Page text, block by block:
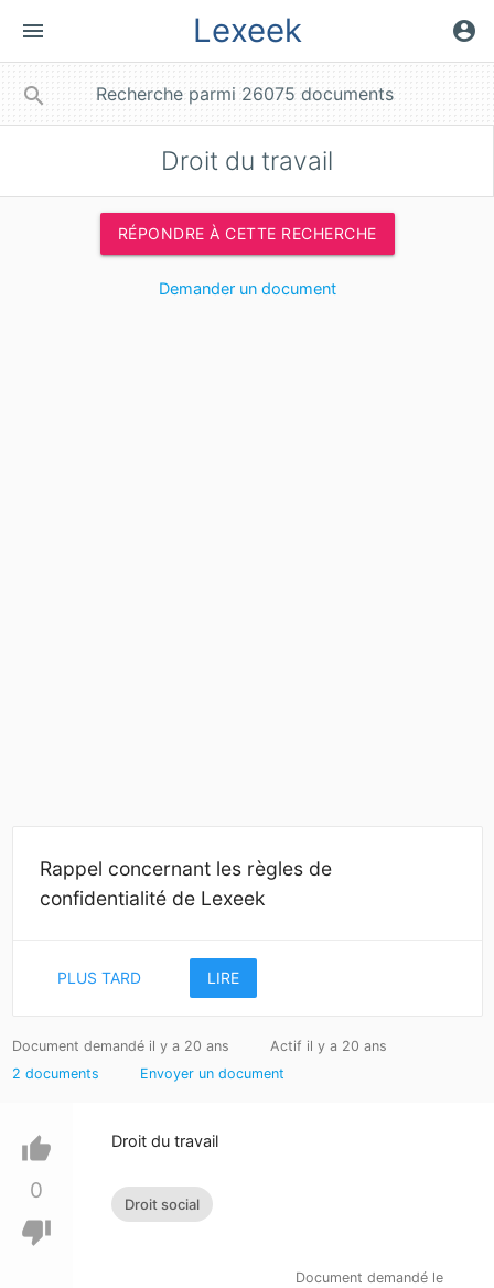
menu Lexeek account_circle
search
Droit du travail
RÉPONDRE À CETTE RECHERCHE
Demander un document
Rappel concernant les règles de
confidentialité de Lexeek
PLUS TARD LIRE
Document demandé il y a 20 ans
Actif il y a 20 ans
2 documents
Envoyer un document
thumb_up
0
thumb_down
Droit du travail
Droit social
Document demandé le